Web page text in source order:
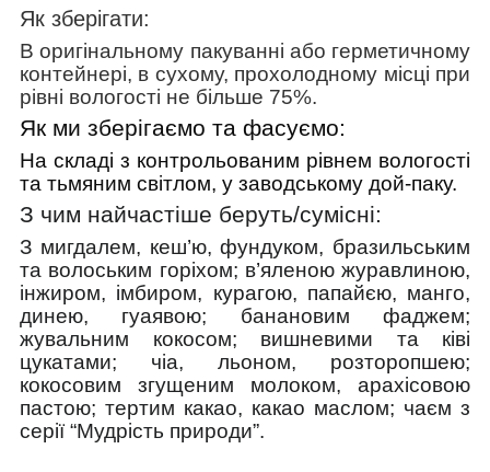
Як зберігати:
В оригінальному пакуванні або герметичному
контейнері, в сухому, прохолодному місці при
рівні вологості не більше 75%.
Як ми зберігаємо та фасуємо:
На складі з контрольованим рівнем вологості
та тьмяним світлом, у заводському дой-паку.
З чим найчастіше беруть/cумісні:
З мигдалем, кеш’ю, фундуком, бразильським
та волоським горіхом; в’яленою журавлиною,
інжиром, імбиром, курагою, папайєю, манго,
динею, гуаявою; банановим фаджем;
жувальним кокосом; вишневими та ківі
цукатами; чіа, льоном, розторопшею;
кокосовим згущеним молоком, арахісовою
пастою; тертим какао, какао маслом; чаєм з
серії “Мудрість природи”.